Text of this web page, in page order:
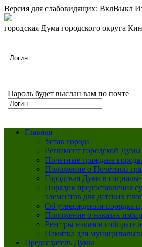
Версия для слабовидящих: ВклВыкл
городская Дума городского округа
Пароль будет выслан вам по почте
Главная
Устав города
Регламент городской Думы
Почетные граждане
Положение о Почётной
Городская Дума в
Порядок предоставления
элементов для детских
Об утверждении порядка
Положение о наказах
Реестры наказов
Памятка для
Председатель Думы